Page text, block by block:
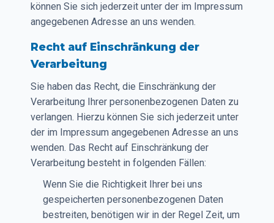
können Sie sich jederzeit unter der im Impressum
angegebenen Adresse an uns wenden.
Recht auf Einschränkung der
Verarbeitung
Sie haben das Recht, die Einschränkung der
Verarbeitung Ihrer personenbezogenen Daten zu
verlangen. Hierzu können Sie sich jederzeit unter
der im Impressum angegebenen Adresse an uns
wenden. Das Recht auf Einschränkung der
Verarbeitung besteht in folgenden Fällen:
Wenn Sie die Richtigkeit Ihrer bei uns
gespeicherten personenbezogenen Daten
bestreiten, benötigen wir in der Regel Zeit, um